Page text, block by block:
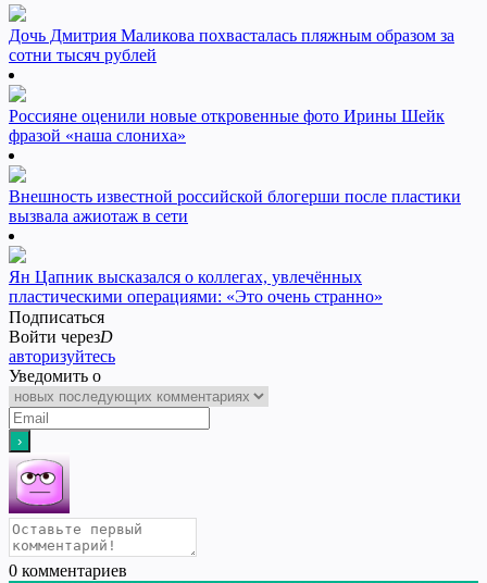
Дочь Дмитрия Маликова похвасталась пляжным образом за
сотни тысяч рублей
Россияне оценили новые откровенные фото Ирины Шейк
фразой «наша слониха»
Внешность известной российской блогерши после пластики
вызвала ажиотаж в сети
Ян Цапник высказался о коллегах, увлечённых
пластическими операциями: «Это очень странно»
Подписаться
Войти черезD
авторизуйтесь
Уведомить о
0 комментариев